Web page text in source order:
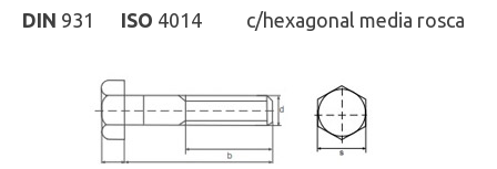
DIN 931 ISO 4014 c/hexagonal media rosca